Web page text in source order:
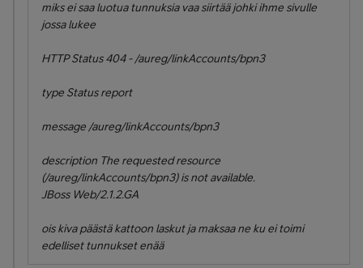
miks ei saa luotua tunnuksia vaa siirtää johki ihme sivulle
jossa lukee
HTTP Status 404 - /aureg/linkAccounts/bpn3
type Status report
message /aureg/linkAccounts/bpn3
description The requested resource
(/aureg/linkAccounts/bpn3) is not available.
JBoss Web/2.1.2.GA
ois kiva päästä kattoon laskut ja maksaa ne ku ei toimi
edelliset tunnukset enää